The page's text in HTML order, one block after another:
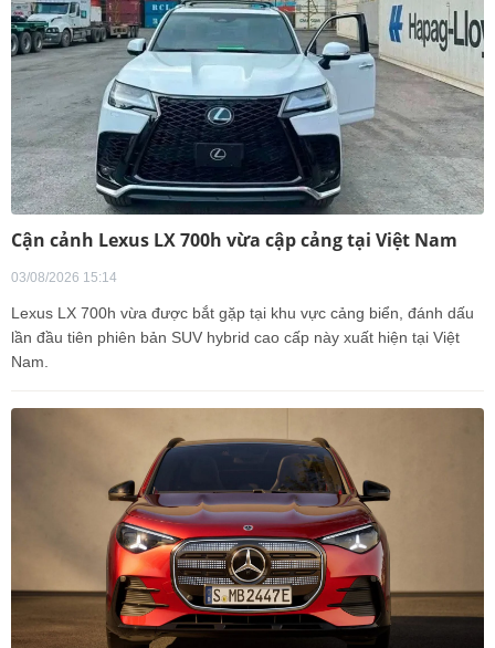
Cận cảnh Lexus LX 700h vừa cập cảng tại Việt Nam
03/08/2026 15:14
Lexus LX 700h vừa được bắt gặp tại khu vực cảng biển, đánh dấu
lần đầu tiên phiên bản SUV hybrid cao cấp này xuất hiện tại Việt
Nam.